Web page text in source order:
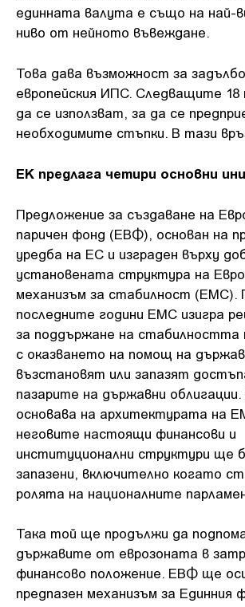
единната валута е също на най-
ниво от нейното въвеждане.
Това дава възможност за
европейския ИПС. Следващите 18
да се използват, за да се
необходимите стъпки. В тази
ЕК предлага четири основни
Предложение за създаване на
паричен фонд (ЕВФ), основан на
уредба на ЕС и изграден върху
установената структура на
механизъм за стабилност (ЕМС).
последните години ЕМС изигра
за поддържане на стабилността
с оказването на помощ на
възстановят или запазят
пазарите на държавни
основава на архитектурата на
неговите настоящи финансови и
институционални структури ще
запазени, включително когато
ролята на националните
Така той ще продължи да
държавите от еврозоната в
финансово положение. ЕВФ ще
предпазен механизъм за Единния